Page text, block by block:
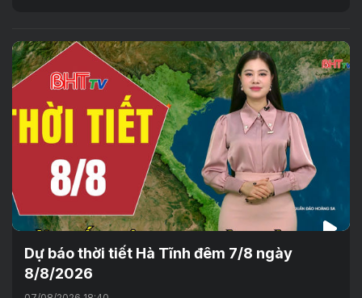
Dự báo thời tiết Hà Tĩnh đêm 7/8 ngày
8/8/2026